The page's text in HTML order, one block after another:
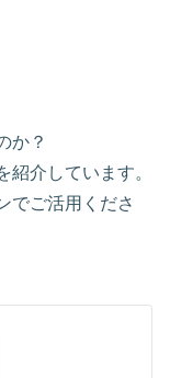
か？
紹介しています。
でご活用くださ